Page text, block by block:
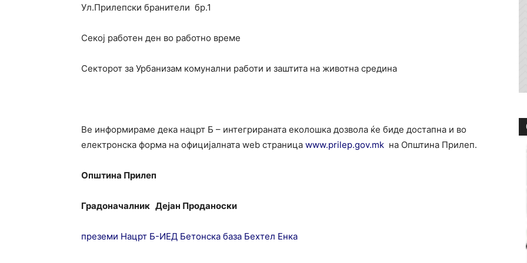
Ул.Прилепски бранители бр.1
Секој работен ден во работно време
Секторот за Урбанизам комунални работи и заштита на животна средина
Ве информираме дека нацрт Б – интегрираната еколошка дозвола ќе биде достапна и во
електронска форма на официјалната web страница www.prilep.gov.mk на Општина Прилеп.
Општина Прилеп
Градоначалник Дејан Проданоски
преземи Нацрт Б-ИЕД Бетонска база Бехтел Енка